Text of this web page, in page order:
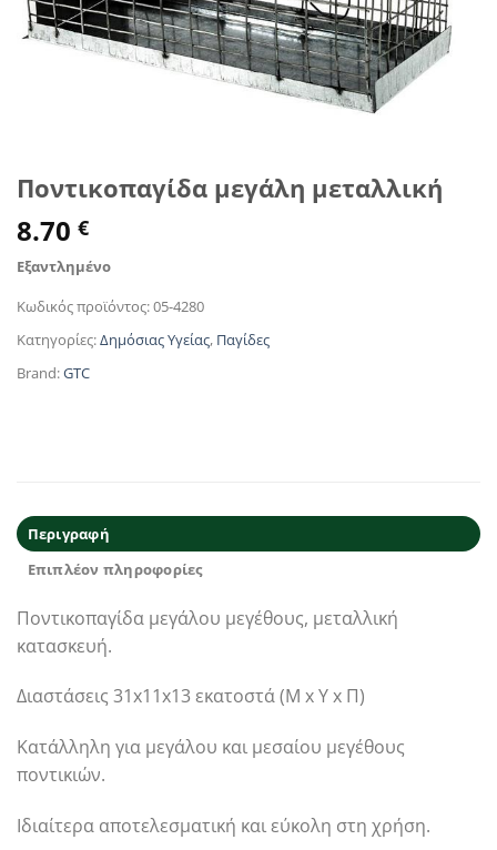
Ποντικοπαγίδα μεγάλη μεταλλική
8.70 €
Εξαντλημένο
Κωδικός προϊόντος:05-4280
Κατηγορίες:Δημόσιας Υγείας, Παγίδες
Brand:GTC
Περιγραφή
Επιπλέον πληροφορίες
Ποντικοπαγίδα μεγάλου μεγέθους, μεταλλική
κατασκευή.
Διαστάσεις 31x11x13 εκατοστά (Μ x Υ x Π)
Κατάλληλη για μεγάλου και μεσαίου μεγέθους
ποντικιών.
Ιδιαίτερα αποτελεσματική και εύκολη στη χρήση.